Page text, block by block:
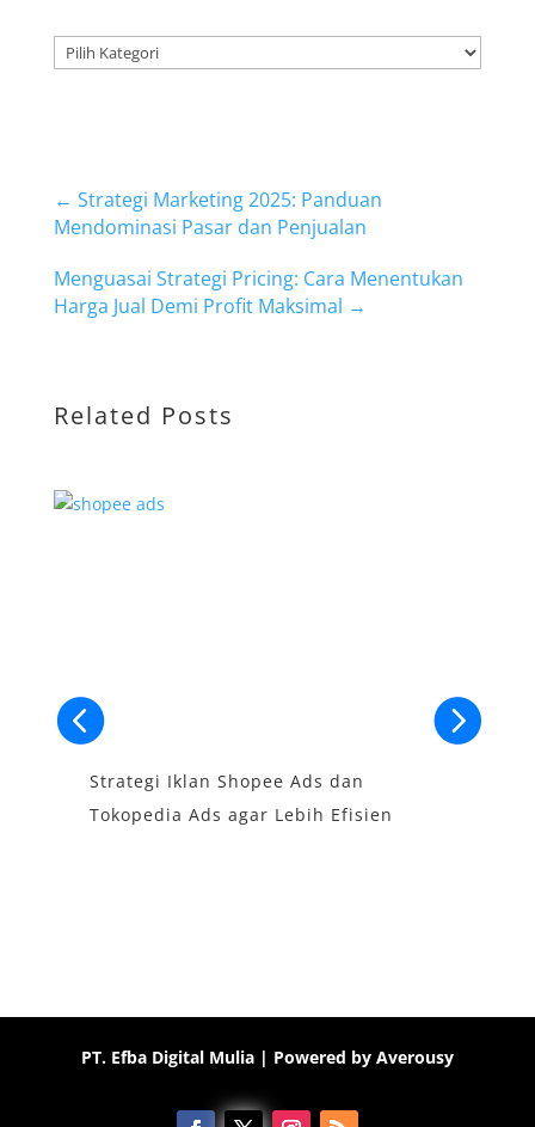
Kategori
← Strategi Marketing 2025: Panduan
Mendominasi Pasar dan Penjualan
Menguasai Strategi Pricing: Cara Menentukan
Harga Jual Demi Profit Maksimal →
Related Posts
Strategi Iklan Shopee Ads dan
Tokopedia Ads agar Lebih Efisien
PT. Efba Digital Mulia | Powered by Averousy